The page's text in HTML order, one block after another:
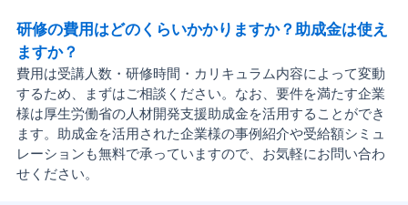
研修の費用はどのくらいかかりますか？助成金は使え
ますか？
費用は受講人数・研修時間・カリキュラム内容によって変動
するため、まずはご相談ください。なお、要件を満たす企業
様は厚生労働省の人材開発支援助成金を活用することができ
ます。助成金を活用された企業様の事例紹介や受給額シミュ
レーションも無料で承っていますので、お気軽にお問い合わ
せください。